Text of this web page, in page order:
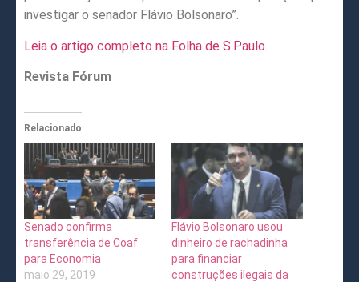
investigar o senador Flávio Bolsonaro”.
Leia o artigo completo na Folha de S.Paulo.
Revista Fórum
Relacionado
Senado confirma
transferência de Coaf
para Economia
maio 29, 2019
Flávio Bolsonaro usou
dinheiro de rachadinha
para financiar
construções ilegais da